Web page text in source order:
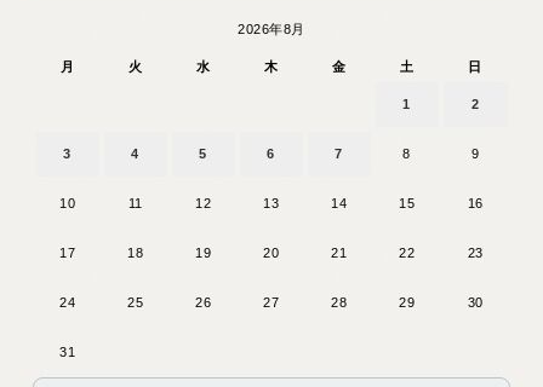
2026年8月
月 火 水 木 金 土 日
1 2
3 4 5 6 7 8 9
10 11 12 13 14 15 16
17 18 19 20 21 22 23
24 25 26 27 28 29 30
31